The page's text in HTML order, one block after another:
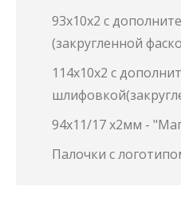
93х10х2 с
(закругленной
114х10х2 с
94х11/17 х2мм -
Палочки с